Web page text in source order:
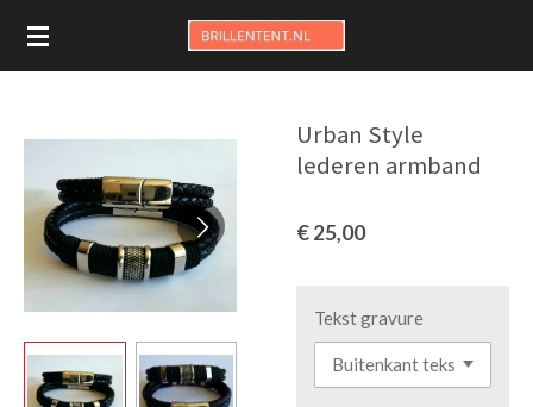
Ga
direct
hoofdinhoud
Urban Style
lederen armband
€ 25,00
Tekst gravure